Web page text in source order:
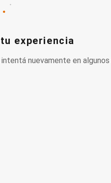
experiencia
nuevamente en